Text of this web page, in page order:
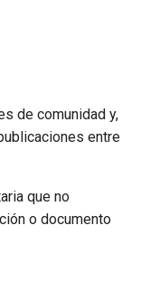
de comunidad y,
entre
que no
o documento